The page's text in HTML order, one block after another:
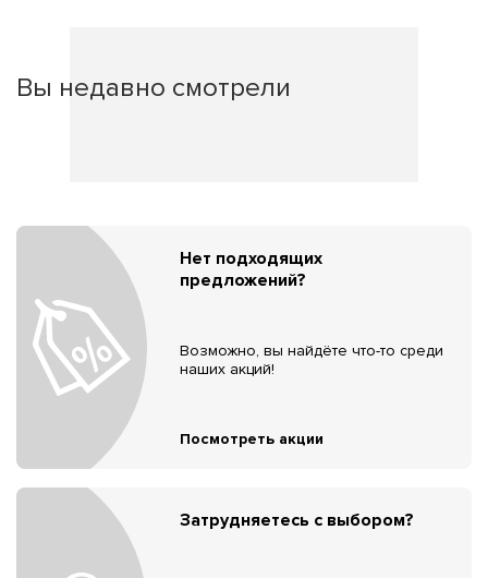
Вы недавно смотрели
Нет подходящих
предложений?
Возможно, вы найдёте что-то среди
наших акций!
Посмотреть акции
Затрудняетесь с выбором?